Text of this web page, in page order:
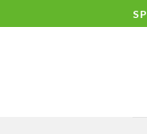
to